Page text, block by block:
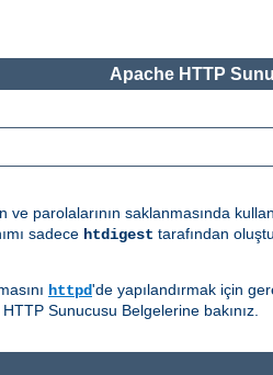
Apache HTTP
ve parolalarının saklanmasında
sadece htdigest tarafından
httpd'de yapılandırmak için
Sunucusu Belgelerine bakınız.